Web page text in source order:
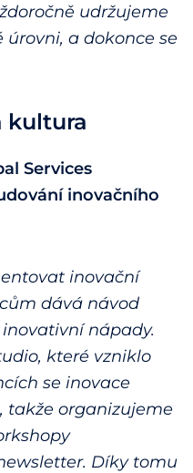
udržujeme
a dokonce se
kultura
Services
inovačního
inovační
dává návod
nápady.
které vzniklo
se inovace
takže organizujeme
Díky tomu